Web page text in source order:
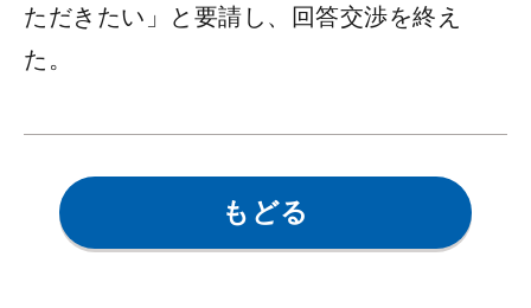
ただきたい」と要請し、回答交渉を終え
た。
もどる